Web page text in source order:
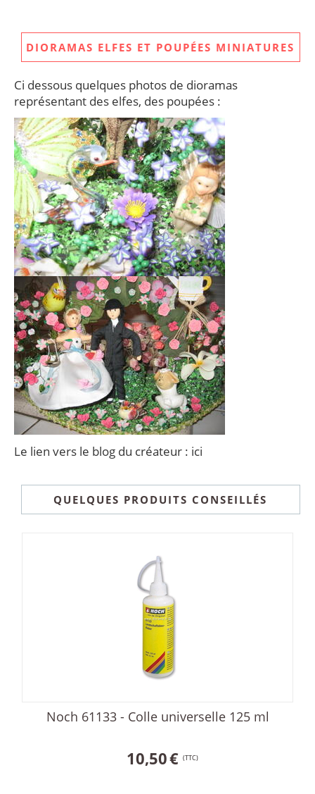
DIORAMAS ELFES ET POUPÉES MINIATURES
Ci dessous quelques photos de dioramas
représentant des elfes, des poupées :
Le lien vers le blog du créateur : ici
QUELQUES PRODUITS CONSEILLÉS
Noch 61133 - Colle universelle 125 ml
10,50€ (TTC)